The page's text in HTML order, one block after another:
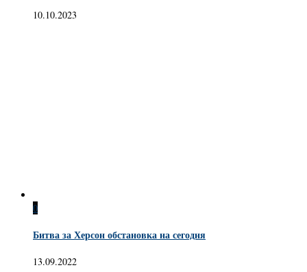
10.10.2023
0
Битва за Херсон обстановка на сегодня
13.09.2022